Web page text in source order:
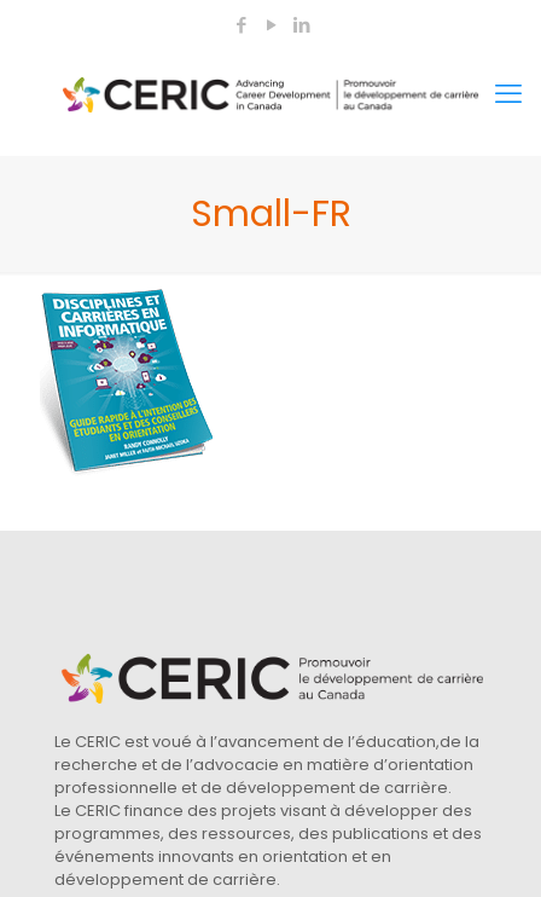
Small-FR
Le CERIC est voué à l’avancement de l’éducation,de la
recherche et de l’advocacie en matière d’orientation
professionnelle et de développement de carrière.
Le CERIC finance des projets visant à développer des
programmes, des ressources, des publications et des
événements innovants en orientation et en
développement de carrière.